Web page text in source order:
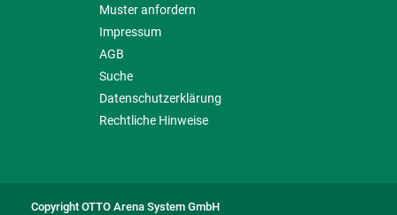
Muster anfordern
Impressum
AGB
Suche
Datenschutzerklärung
Rechtliche Hinweise
Copyright OTTO Arena System GmbH